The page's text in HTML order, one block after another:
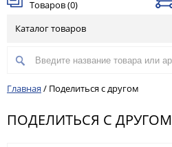
Товаров (0)
Каталог товаров
Главная / Поделиться с другом
ПОДЕЛИТЬСЯ С ДРУГОМ